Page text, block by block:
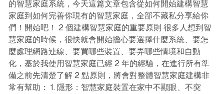
的智慧家庭系統，今天這篇文章包含從如何開始建構智慧
家庭到如何完善你現有的智慧家庭，全部不藏私分享給你
們！開始吧！ 2 個建構智慧家庭的重要原則 很多人想到智
慧家庭的時候，很快就會開始擔心要選擇什麼系統、要怎
麼處理網路連線、要買哪些裝置、要弄哪些情境和自動
化，基於我使用智慧家庭已經 2 年的經驗，在進行所有準
備之前先清楚了解 2 點原則，將會對整體智慧家庭建構非
常有幫助： 1. 隱形：智慧家庭裝置在家中不顯眼、不突